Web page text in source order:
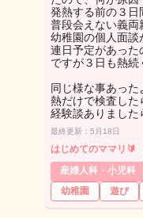
発熱する前の３日
普段会えない義両
幼稚園の個人面談
連日予定があった
ですが３日も熱続
同じ様な事あった
熱だけで検査した
経験談ありました
最終更新：5月18日
はじめてのママリ🔰
産婦人科・小児科
幼稚園
遊び